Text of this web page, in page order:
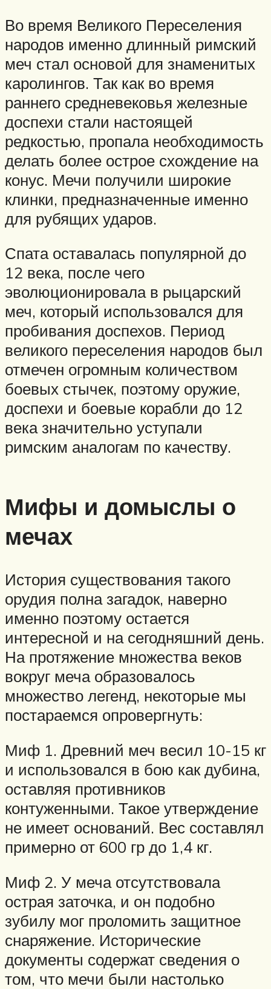
Во время Великого Переселения
народов именно длинный римский
меч стал основой для знаменитых
каролингов. Так как во время
раннего средневековья железные
доспехи стали настоящей
редкостью, пропала необходимость
делать более острое схождение на
конус. Мечи получили широкие
клинки, предназначенные именно
для рубящих ударов.
Спата оставалась популярной до
12 века, после чего
эволюционировала в рыцарский
меч, который использовался для
пробивания доспехов. Период
великого переселения народов был
отмечен огромным количеством
боевых стычек, поэтому оружие,
доспехи и боевые корабли до 12
века значительно уступали
римским аналогам по качеству.
Мифы и домыслы о
мечах
История существования такого
орудия полна загадок, наверно
именно поэтому остается
интересной и на сегодняшний день.
На протяжение множества веков
вокруг меча образовалось
множество легенд, некоторые мы
постараемся опровергнуть:
Миф 1. Древний меч весил 10-15 кг
и использовался в бою как дубина,
оставляя противников
контуженными. Такое утверждение
не имеет оснований. Вес составлял
примерно от 600 гр до 1,4 кг.
Миф 2. У меча отсутствовала
острая заточка, и он подобно
зубилу мог проломить защитное
снаряжение. Исторические
документы содержат сведения о
том, что мечи были настолько